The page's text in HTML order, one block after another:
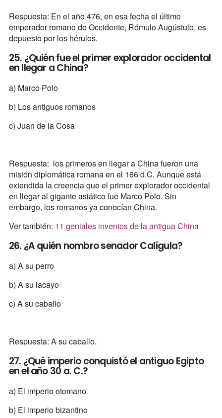
Respuesta: En el año 476, en esa fecha el último
emperador romano de Occidente, Rómulo Augústulo, es
depuesto por los hérulos.
25. ¿Quién fue el primer explorador occidental
en llegar a China?
a) Marco Polo
b) Los antiguos romanos
c) Juan de la Cosa
Respuesta: los primeros en llegar a China fueron una
misión diplomática romana en el 166 d.C. Aunque está
extendida la creencia que el primer explorador occidental
en llegar al gigante asiático fue Marco Polo. Sin
embargo, los romanos ya conocían China.
Ver también: 11 geniales inventos de la antigua China
26. ¿A quién nombro senador Calígula?
a) A su perro
b) A su lacayo
c) A su caballo
Respuesta: A su caballo.
27. ¿Qué imperio conquistó el antiguo Egipto
en el año 30 a. C.?
a) El imperio otomano
b) El imperio bizantino